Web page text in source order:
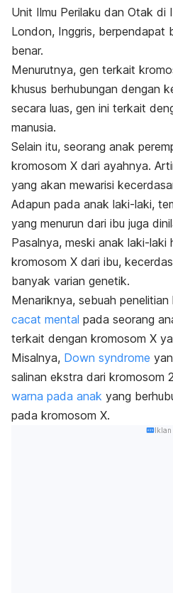
Unit Ilmu Perilaku dan Otak
London, Inggris, berpendapat
benar.
Menurutnya, gen terkait
khusus berhubungan dengan
secara luas, gen ini terkait
manusia.
Selain itu, seorang anak
kromosom X dari ayahnya.
yang akan mewarisi
Adapun pada anak laki-laki,
yang menurun dari ibu juga
Pasalnya, meski anak laki-laki
kromosom X dari ibu,
banyak varian genetik.
Menariknya, sebuah penelitian
cacat mental pada seorang
terkait dengan kromosom X
Misalnya, Down syndrome
salinan ekstra dari kromosom
warna pada anak yang
pada kromosom X.
Iklan